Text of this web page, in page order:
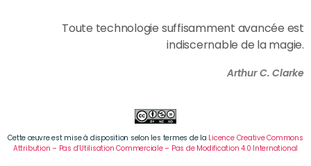
Toute technologie suffisamment avancée est
indiscernable de la magie.
Arthur C. Clarke
Cette œuvre est mise à disposition selon les termes de la Licence Creative Commons
Attribution – Pas d’Utilisation Commerciale – Pas de Modification 4.0 International